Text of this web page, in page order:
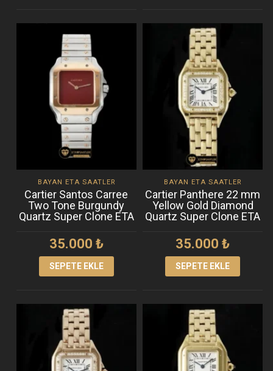
BAYAN ETA SAATLER
Cartier Santos Carree
Two Tone Burgundy
Quartz Super Clone ETA
35.000 ₺
SEPETE EKLE
BAYAN ETA SAATLER
Cartier Panthere 22 mm
Yellow Gold Diamond
Quartz Super Clone ETA
35.000₺
SEPETE EKLE